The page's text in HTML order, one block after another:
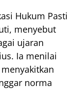
Hukum Pasti
menyebut
ujaran
Ia menilai
norma